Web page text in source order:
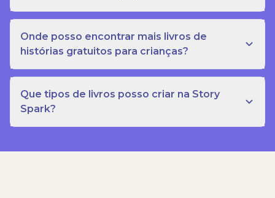
Onde posso encontrar mais livros de
histórias gratuitos para crianças?
Que tipos de livros posso criar na Story
Spark?